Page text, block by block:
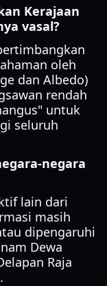
Kerajaan
vasal?
oleh
dan Albedo)
rendah
untuk
seluruh
negara
lain dari
masih
dipengaruhi
Dewa
Raja